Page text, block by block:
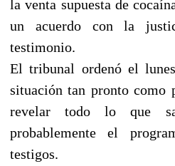
la venta supuesta de
un acuerdo con la
testimonio.
El tribunal ordenó el
situación tan pronto como
revelar todo lo que
probablemente el
testigos.